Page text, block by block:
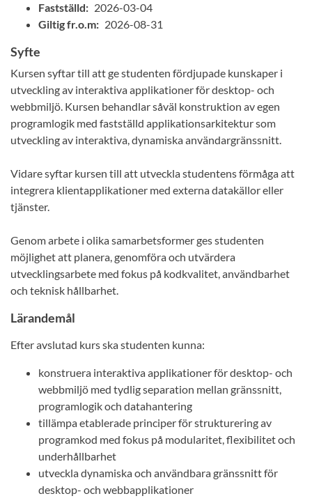
Fastställd: 2026-03-04
Giltig fr.o.m: 2026-08-31
Syfte
Kursen syftar till att ge studenten fördjupade kunskaper i
utveckling av interaktiva applikationer för desktop- och
webbmiljö. Kursen behandlar såväl konstruktion av egen
programlogik med fastställd applikationsarkitektur som
utveckling av interaktiva, dynamiska användargränssnitt.
Vidare syftar kursen till att utveckla studentens förmåga att
integrera klientapplikationer med externa datakällor eller
tjänster.
Genom arbete i olika samarbetsformer ges studenten
möjlighet att planera, genomföra och utvärdera
utvecklingsarbete med fokus på kodkvalitet, användbarhet
och teknisk hållbarhet.
Lärandemål
Efter avslutad kurs ska studenten kunna:
konstruera interaktiva applikationer för desktop- och
webbmiljö med tydlig separation mellan gränssnitt,
programlogik och datahantering
tillämpa etablerade principer för strukturering av
programkod med fokus på modularitet, flexibilitet och
underhållbarhet
utveckla dynamiska och användbara gränssnitt för
desktop- och webbapplikationer